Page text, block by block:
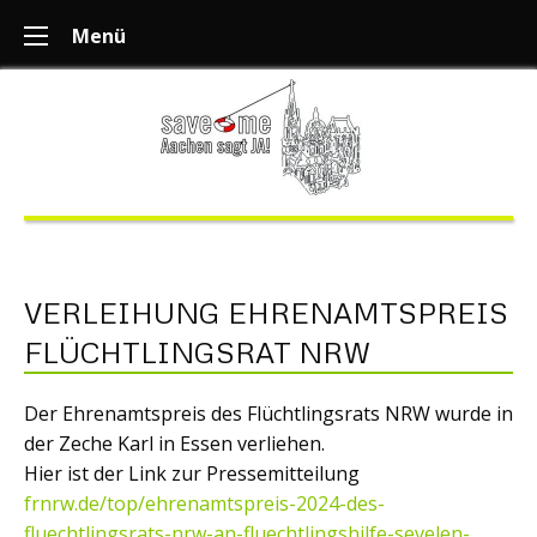
Menü
VERLEIHUNG EHRENAMTSPREIS
FLÜCHTLINGSRAT NRW
Der Ehrenamtspreis des Flüchtlingsrats NRW wurde in
der Zeche Karl in Essen verliehen.
Hier ist der Link zur Pressemitteilung
frnrw.de/top/ehrenamtspreis-2024-des-